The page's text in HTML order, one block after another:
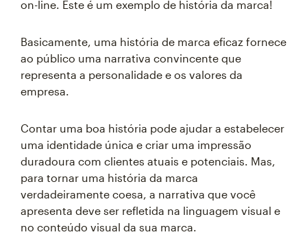
on-line. Este é um exemplo de história da marca!
Basicamente, uma história de marca eficaz fornece
ao público uma narrativa convincente que
representa a personalidade e os valores da
empresa.
Contar uma boa história pode ajudar a estabelecer
uma identidade única e criar uma impressão
duradoura com clientes atuais e potenciais. Mas,
para tornar uma história da marca
verdadeiramente coesa, a narrativa que você
apresenta deve ser refletida na linguagem visual e
no conteúdo visual da sua marca.